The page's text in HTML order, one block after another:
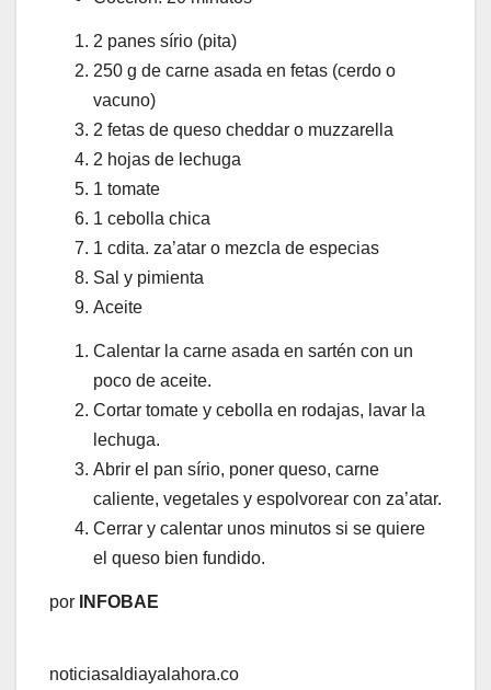
2 panes sírio (pita)
250 g de carne asada en fetas (cerdo o
vacuno)
2 fetas de queso cheddar o muzzarella
2 hojas de lechuga
1 tomate
1 cebolla chica
1 cdita. za’atar o mezcla de especias
Sal y pimienta
Aceite
Calentar la carne asada en sartén con un
poco de aceite.
Cortar tomate y cebolla en rodajas, lavar la
lechuga.
Abrir el pan sírio, poner queso, carne
caliente, vegetales y espolvorear con za’atar.
Cerrar y calentar unos minutos si se quiere
el queso bien fundido.
por INFOBAE
noticiasaldiayalahora.co